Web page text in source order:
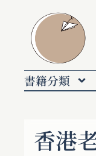
書籍分類
香港